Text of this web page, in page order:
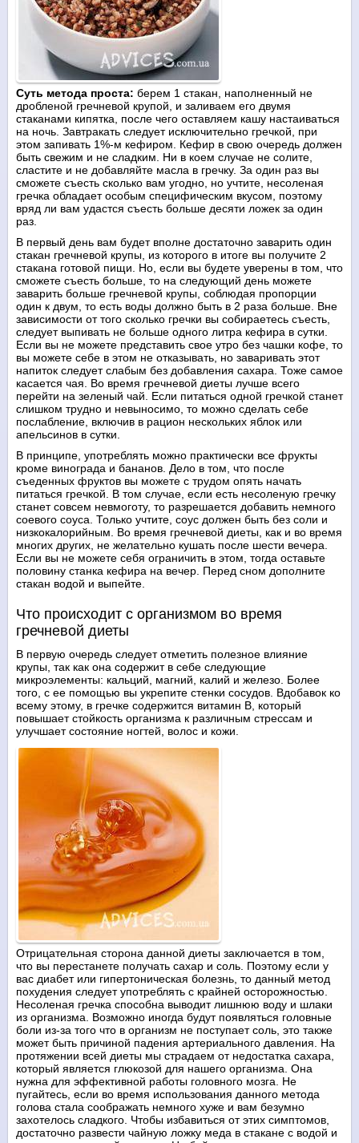
Суть метода проста: берем 1 стакан, наполненный не
дробленой гречневой крупой, и заливаем его двумя
стаканами кипятка, после чего оставляем кашу настаиваться
на ночь. Завтракать следует исключительно гречкой, при
этом запивать 1%-м кефиром. Кефир в свою очередь должен
быть свежим и не сладким. Ни в коем случае не солите,
сластите и не добавляйте масла в гречку. За один раз вы
сможете съесть сколько вам угодно, но учтите, несоленая
гречка обладает особым специфическим вкусом, поэтому
вряд ли вам удастся съесть больше десяти ложек за один
раз.
В первый день вам будет вполне достаточно заварить один
стакан гречневой крупы, из которого в итоге вы получите 2
стакана готовой пищи. Но, если вы будете уверены в том, что
сможете съесть больше, то на следующий день можете
заварить больше гречневой крупы, соблюдая пропорции
один к двум, то есть воды должно быть в 2 раза больше. Вне
зависимости от того сколько гречки вы собираетесь съесть,
следует выпивать не больше одного литра кефира в сутки.
Если вы не можете представить свое утро без чашки кофе, то
вы можете себе в этом не отказывать, но заваривать этот
напиток следует слабым без добавления сахара. Тоже самое
касается чая. Во время гречневой диеты лучше всего
перейти на зеленый чай. Если питаться одной гречкой станет
слишком трудно и невыносимо, то можно сделать себе
послабление, включив в рацион нескольких яблок или
апельсинов в сутки.
В принципе, употреблять можно практически все фрукты
кроме винограда и бананов. Дело в том, что после
съеденных фруктов вы можете с трудом опять начать
питаться гречкой. В том случае, если есть несоленую гречку
станет совсем невмоготу, то разрешается добавить немного
соевого соуса. Только учтите, соус должен быть без соли и
низкокалорийным. Во время гречневой диеты, как и во время
многих других, не желательно кушать после шести вечера.
Если вы не можете себя ограничить в этом, тогда оставьте
половину станка кефира на вечер. Перед сном дополните
стакан водой и выпейте.
Что происходит с организмом во время
гречневой диеты
В первую очередь следует отметить полезное влияние
крупы, так как она содержит в себе следующие
микроэлементы: кальций, магний, калий и железо. Более
того, с ее помощью вы укрепите стенки сосудов. Вдобавок ко
всему этому, в гречке содержится витамин В, который
повышает стойкость организма к различным стрессам и
улучшает состояние ногтей, волос и кожи.
Отрицательная сторона данной диеты заключается в том,
что вы перестанете получать сахар и соль. Поэтому если у
вас диабет или гипертоническая болезнь, то данный метод
похудения следует употреблять с крайней осторожностью.
Несоленая гречка способна выводит лишнюю воду и шлаки
из организма. Возможно иногда будут появляться головные
боли из-за того что в организм не поступает соль, это также
может быть причиной падения артериального давления. На
протяжении всей диеты мы страдаем от недостатка сахара,
который является глюкозой для нашего организма. Она
нужна для эффективной работы головного мозга. Не
пугайтесь, если во время использования данного метода
голова стала соображать немного хуже и вам безумно
захотелось сладкого. Чтобы избавиться от этих симптомов,
достаточно развести чайную ложку меда в стакане с водой и